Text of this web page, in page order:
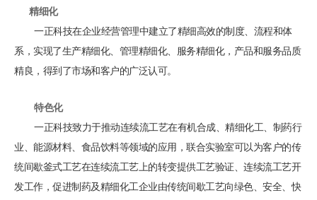
精细化
一正科技在企业经营管理中建立了精细高效的制度、流程和体
系，实现了生产精细化、管理精细化、服务精细化，产品和服务品质
精良，得到了市场和客户的广泛认可。
特色化
一正科技致力于推动连续流工艺在有机合成、精细化工、制药行
业、能源材料、食品饮料等领域的应用，联合实验室可以为客户的传
统间歇釜式工艺在连续流工艺上的转变提供工艺验证、连续流工艺开
发工作，促进制药及精细化工企业由传统间歇工艺向绿色、安全、快